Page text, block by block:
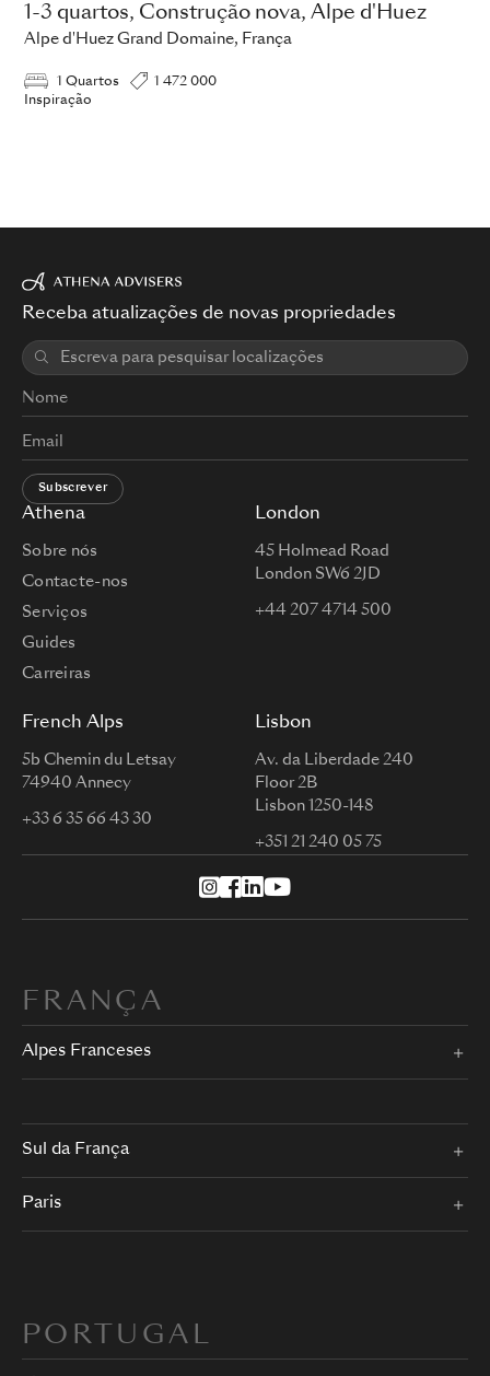
1-3 quartos, Construção nova, Alpe d'Huez
Alpe d'Huez Grand Domaine, França
1 Quartos
1 472 000
Inspiração
Athena
Sobre nós
Contacte-nos
Serviços
Guides
Carreiras
London
45 Holmead Road
London SW6 2JD
+44 207 4714 500
French Alps
5b Chemin du Letsay
74940 Annecy
+33 6 35 66 43 30
Lisbon
Av. da Liberdade 240
Floor 2B
Lisbon 1250-148
+351 21 240 05 75
Receba atualizações de novas propriedades
Subscrever
FRANÇA
Alpes Franceses
Sul da França
Paris
PORTUGAL